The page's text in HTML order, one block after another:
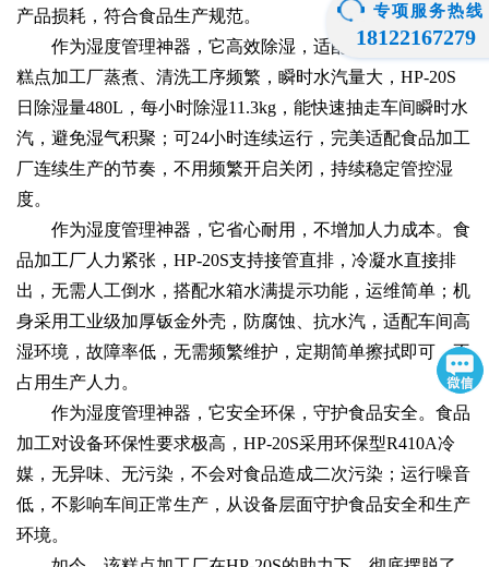
产品损耗，符合食品生产规范。
作为湿度管理神器，它高效除湿，适配车间生产节奏。
糕点加工厂蒸煮、清洗工序频繁，瞬时水汽量大，HP-20S
日除湿量480L，每小时除湿11.3kg，能快速抽走车间瞬时水
汽，避免湿气积聚；可24小时连续运行，完美适配食品加工
厂连续生产的节奏，不用频繁开启关闭，持续稳定管控湿
度。
作为湿度管理神器，它省心耐用，不增加人力成本。食
品加工厂人力紧张，HP-20S支持接管直排，冷凝水直接排
出，无需人工倒水，搭配水箱水满提示功能，运维简单；机
身采用工业级加厚钣金外壳，防腐蚀、抗水汽，适配车间高
湿环境，故障率低，无需频繁维护，定期简单擦拭即可，不
占用生产人力。
作为湿度管理神器，它安全环保，守护食品安全。食品
加工对设备环保性要求极高，HP-20S采用环保型R410A冷
媒，无异味、无污染，不会对食品造成二次污染；运行噪音
低，不影响车间正常生产，从设备层面守护食品安全和生产
环境。
专项服务热线
18122167279